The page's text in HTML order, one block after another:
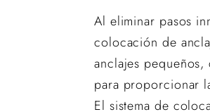
Al eliminar pasos
colocación de
anclajes pequeños,
para proporcionar
El sistema de